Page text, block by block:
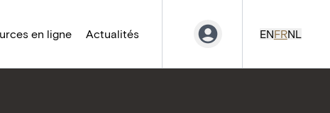
en ligne Actualités ENFRNL